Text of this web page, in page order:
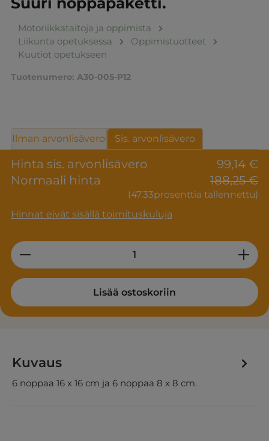
Motoriikkataitoja ja oppimista
Liikunta opetuksessa
Oppimistuotteet
Kuutiot opetukseen
Tuotenumero: A30-005-P12
Hinta sis. arvonlisävero
99,14 €
Normaali hinta
188,25 €
(47.33prosenttia tallennettu)
Hinnat eivät sisällä toimituskuluja
Ilman arvonlisävero Sis. arvonlisävero
Product Quantity: Enter the desired
Lisää ostoskoriin
Kuvaus
6 noppaa 16 x 16 cm ja 6 noppaa 8 x 8 cm.